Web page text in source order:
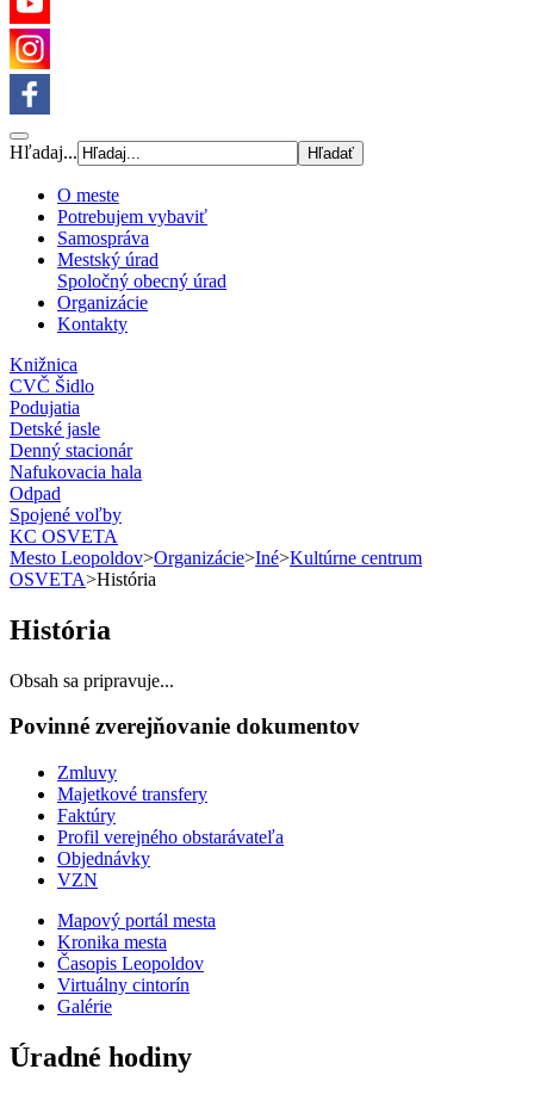
Hľadaj...
O meste
Potrebujem vybaviť
Samospráva
Mestský úrad
Spoločný obecný úrad
Organizácie
Kontakty
Knižnica
CVČ Šidlo
Podujatia
Detské jasle
Denný stacionár
Nafukovacia hala
Odpad
Spojené voľby
KC OSVETA
Mesto Leopoldov>Organizácie>Iné>Kultúrne centrum
OSVETA>História
História
Obsah sa pripravuje...
Povinné zverejňovanie dokumentov
Zmluvy
Majetkové transfery
Faktúry
Profil verejného obstarávateľa
Objednávky
VZN
Mapový portál mesta
Kronika mesta
Časopis Leopoldov
Virtuálny cintorín
Galérie
Úradné hodiny